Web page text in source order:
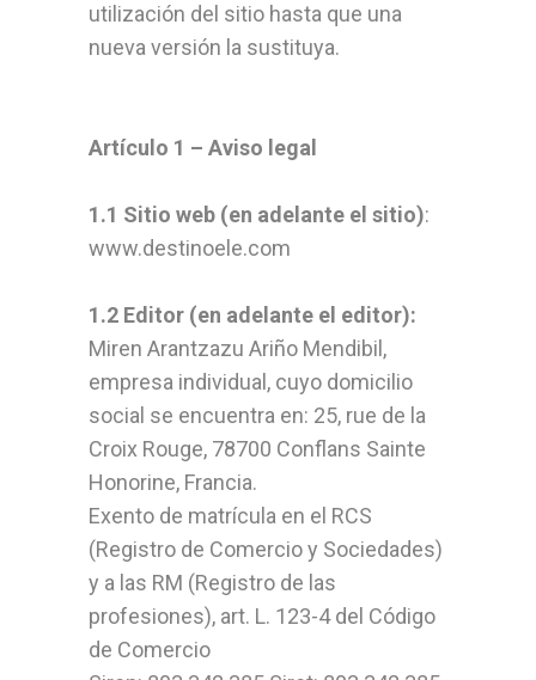
utilización del sitio hasta que una
nueva versión la sustituya.
Artículo 1 – Aviso legal
1.1 Sitio web (en adelante el sitio):
www.destinoele.com
1.2 Editor (en adelante el editor):
Miren Arantzazu Ariño Mendibil,
empresa individual, cuyo domicilio
social se encuentra en: 25, rue de la
Croix Rouge, 78700 Conflans Sainte
Honorine, Francia.
Exento de matrícula en el RCS
(Registro de Comercio y Sociedades)
y a las RM (Registro de las
profesiones), art. L. 123-4 del Código
de Comercio